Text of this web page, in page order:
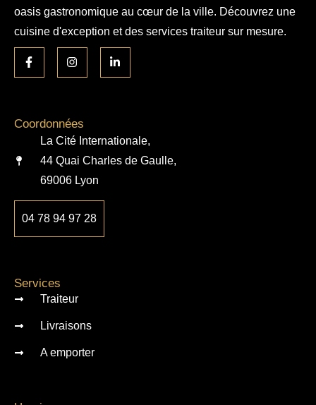
oasis gastronomique au cœur de la ville. Découvrez une
cuisine d'exception et des services traiteur sur mesure.
Coordonnées
La Cité Internationale,
44 Quai Charles de Gaulle,
69006 Lyon
04 78 94 97 28
Services
Traiteur
Livraisons
A emporter